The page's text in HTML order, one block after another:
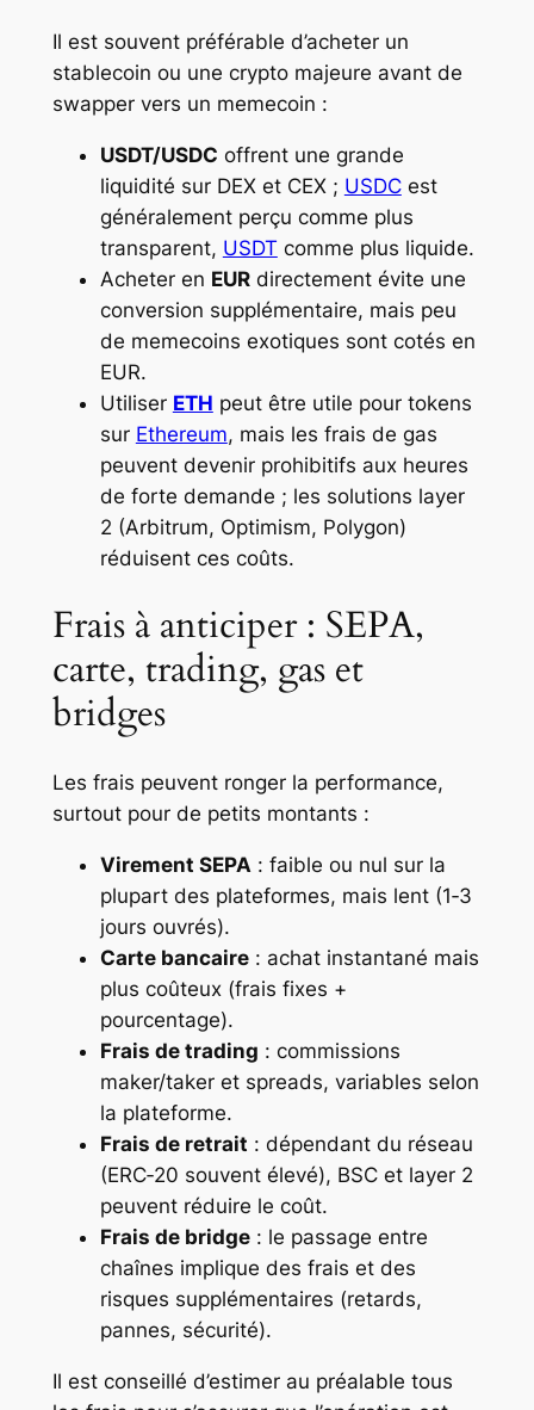
Il est souvent préférable d’acheter un
stablecoin ou une crypto majeure avant de
swapper vers un memecoin :
USDT/USDC offrent une grande
liquidité sur DEX et CEX ; USDCest
généralement perçu comme plus
transparent, USDT comme plus liquide.
Acheter en EURdirectement évite une
conversion supplémentaire, mais peu
de memecoins exotiques sont cotés en
EUR.
Utiliser ETH peut être utile pour tokens
sur Ethereum, mais les frais de gas
peuvent devenir prohibitifs aux heures
de forte demande ; les solutions layer
2 (Arbitrum, Optimism, Polygon)
réduisent ces coûts.
Frais à anticiper : SEPA,
carte, trading, gas et
bridges
Les frais peuvent ronger la performance,
surtout pour de petits montants :
Virement SEPA : faible ou nul sur la
plupart des plateformes, mais lent (1‑3
jours ouvrés).
Carte bancaire: achat instantané mais
plus coûteux (frais fixes +
pourcentage).
Frais de trading : commissions
maker/taker et spreads, variables selon
la plateforme.
Frais de retrait : dépendant du réseau
(ERC‑20 souvent élevé), BSC et layer 2
peuvent réduire le coût.
Frais de bridge: le passage entre
chaînes implique des frais et des
risques supplémentaires (retards,
pannes, sécurité).
Il est conseillé d’estimer au préalable tous